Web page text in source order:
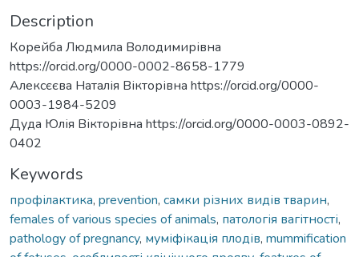
Description
Корейба Людмила Володимирівна
https://orcid.org/0000-0002-8658-1779
Алексєєва Наталія Вікторівна https://orcid.org/0000-
0003-1984-5209
Дуда Юлія Вікторівна https://orcid.org/0000-0003-0892-
0402
Keywords
профілактика, prevention, самки різних видів тварин,
females of various species of animals, патологія вагітності,
pathology of pregnancy, муміфікація плодів, mummification